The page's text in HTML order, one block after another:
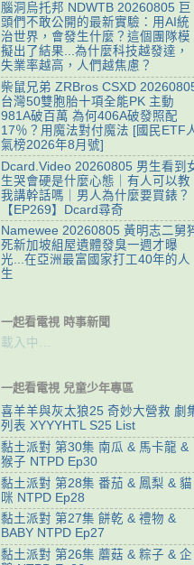
腦洞烏托邦 NDWTB 20260805 巨
頭們不敢公開的最新實驗：用AI統
治世界，會發生什麼？這個團隊模
擬出了結果...為什麼科技越發達，
失業率越高，人們越焦慮？
柴鼠兄弟 ZRBros CSXD
台灣50雙胞胎十項全能PK 主動
981A破百萬 為何406A破發照配
17％？用魔法對付魔法 [國民ETF
氣榜2026年8月號]
Dcard.Video 20260805 男生看到
生哭會硬是什麼心態｜有人可以教
我講幹話嗎｜男人為什麼要買錶？
【EP269】Dcard尋奇
Namewee 20260805 黃明志二舅
死新加坡組屋遺體發臭一週才曝
光...在亞洲最富國家打工40年的人
生
一起看電視 時事新聞
載入中…
一起看電視 兒童少年專區
喜羊羊與灰太狼25 奇妙大營救 劇
列表 XYYYHTL S25 List
黏土派對 第30集 南瓜 & 馬卡龍 &
猴子 NTPD Ep30
黏土派對 第28集 番茄 & 鳳梨 & 貓
咪 NTPD Ep28
黏土派對 第27集 餅乾 & 禮物 &
BABY NTPD Ep27
黏土派對 第26集 蘑菇 & 粽子 & 企